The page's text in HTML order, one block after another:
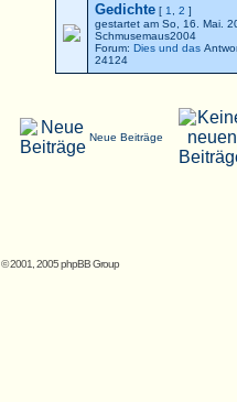
Gedichte [ 1 2 ]
gestartet am So, 16. Mai.
Schmusemaus2004
Forum: Dies und das
24124
Neue Beiträge
© 2001, 2005 phpBB Group